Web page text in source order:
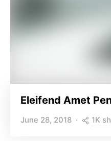
Eleifend Amet
June 28, 2018 1K